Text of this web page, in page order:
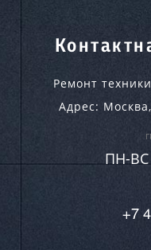
Ремонт
Адрес: Москва,
ПН-ВC
+7